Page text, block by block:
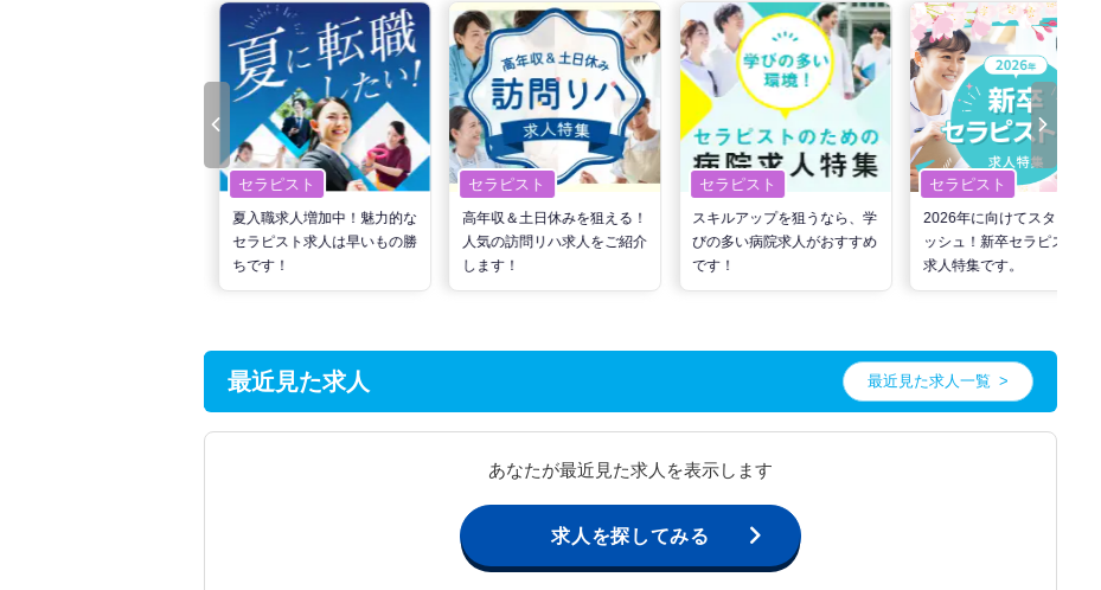
セラピスト
夏入職求人増加中！魅力的な
セラピスト求人は早いもの勝
ちです！
セラピスト
高年収＆土日休みを狙える！
人気の訪問リハ求人をご紹介
します！
セラピスト
スキルアップを狙うなら、学
びの多い病院求人がおすすめ
です！
セラピスト
2026年に向けてスタートダ
ッシュ！新卒セラピスト向け
求人特集です。
最近見た求人 最近見た求人一覧
あなたが最近見た求人を表示します
求人を探してみる